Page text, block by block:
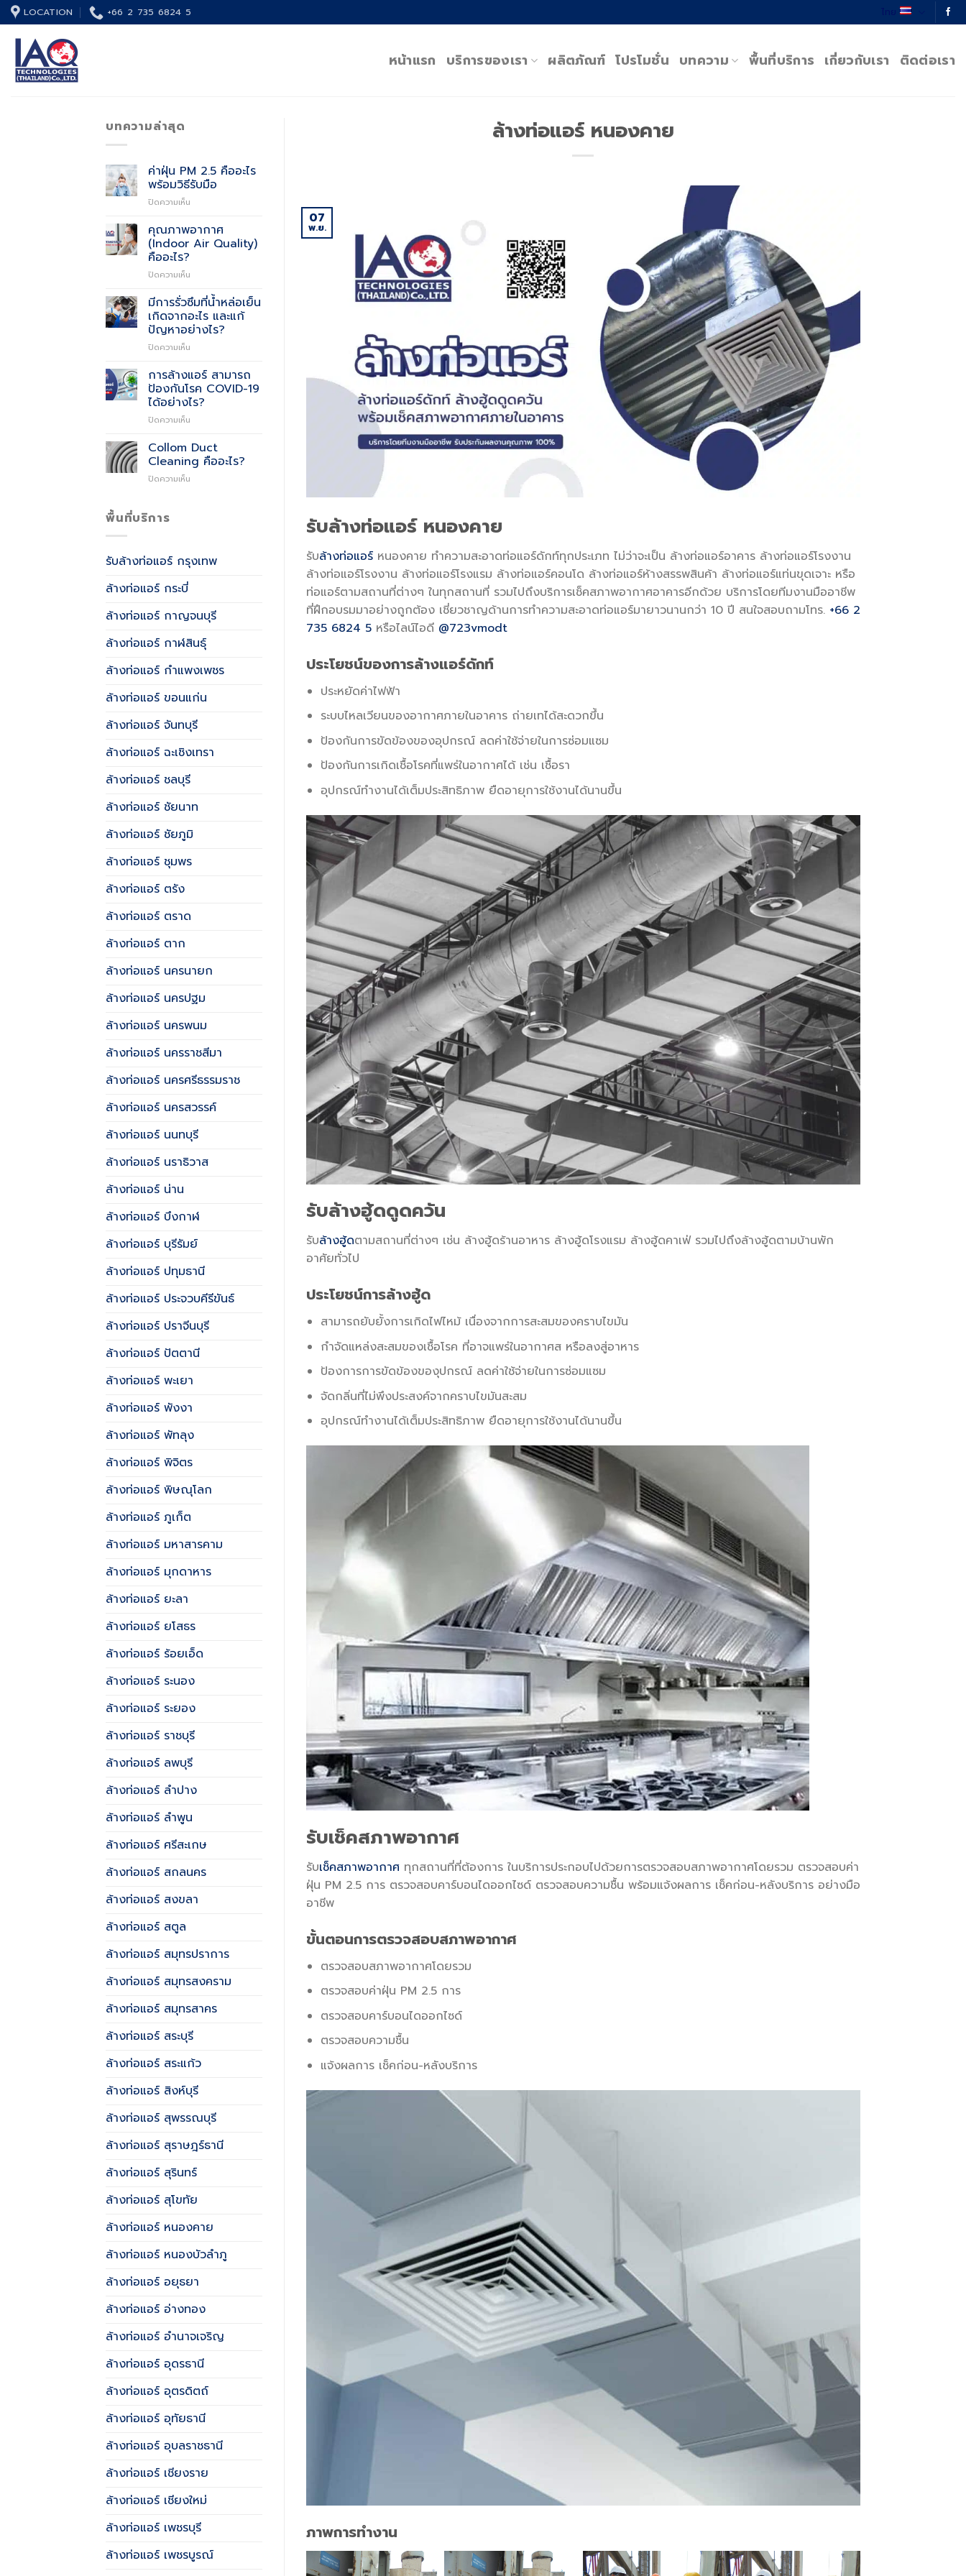
Skip
to
content
LOCATION +66 2 735 6824 5 ไทย
หน้าแรก บริการของเรา ผลิตภัณฑ์ โปรโมชั่น บทความ พื้นที่บริการ เกี่ยวกับเรา ติดต่อเรา
บทความล่าสุด
ค่าฝุ่น PM 2.5 คืออะไร
พร้อมวิธีรับมือ
ปิดความเห็น
ฝุ่น
PM
2.5
วิธี
รับมือ
คุณภาพอากาศ
(Indoor Air Quality)
คืออะไร?
ปิดความเห็น
อากาศ
(Indoor
Air
Quality)
มีการรั่วซึมที่น้ำหล่อเย็น
เกิดจากอะไร และแก้
ปัญหาอย่างไร?
ปิดความเห็น
การ
รั่ว
ซึม
ที่
เย็น
เกิด
จาก
การล้างแอร์ สามารถ
ป้องกันโรค COVID-19
ได้อย่างไร?
ปิดความเห็น
ล้าง
สามารถ
Collom Duct
Cleaning คืออะไร?
ปิดความเห็น
พื้นที่บริการ
รับล้างท่อแอร์ กรุงเทพ
ล้างท่อแอร์ กระบี่
ล้างท่อแอร์ กาญจนบุรี
ล้างท่อแอร์ กาฬสินธุ์
ล้างท่อแอร์ กำแพงเพชร
ล้างท่อแอร์ ขอนแก่น
ล้างท่อแอร์ จันทบุรี
ล้างท่อแอร์ ฉะเชิงเทรา
ล้างท่อแอร์ ชลบุรี
ล้างท่อแอร์ ชัยนาท
ล้างท่อแอร์ ชัยภูมิ
ล้างท่อแอร์ ชุมพร
ล้างท่อแอร์ ตรัง
ล้างท่อแอร์ ตราด
ล้างท่อแอร์ ตาก
ล้างท่อแอร์ นครนายก
ล้างท่อแอร์ นครปฐม
ล้างท่อแอร์ นครพนม
ล้างท่อแอร์ นครราชสีมา
ล้างท่อแอร์ นครศรีธรรมราช
ล้างท่อแอร์ นครสวรรค์
ล้างท่อแอร์ นนทบุรี
ล้างท่อแอร์ นราธิวาส
ล้างท่อแอร์ น่าน
ล้างท่อแอร์ บึงกาฬ
ล้างท่อแอร์ บุรีรัมย์
ล้างท่อแอร์ ปทุมธานี
ล้างท่อแอร์ ประจวบคีรีขันธ์
ล้างท่อแอร์ ปราจีนบุรี
ล้างท่อแอร์ ปัตตานี
ล้างท่อแอร์ พะเยา
ล้างท่อแอร์ พังงา
ล้างท่อแอร์ พัทลุง
ล้างท่อแอร์ พิจิตร
ล้างท่อแอร์ พิษณุโลก
ล้างท่อแอร์ ภูเก็ต
ล้างท่อแอร์ มหาสารคาม
ล้างท่อแอร์ มุกดาหาร
ล้างท่อแอร์ ยะลา
ล้างท่อแอร์ ยโสธร
ล้างท่อแอร์ ร้อยเอ็ด
ล้างท่อแอร์ ระนอง
ล้างท่อแอร์ ระยอง
ล้างท่อแอร์ ราชบุรี
ล้างท่อแอร์ ลพบุรี
ล้างท่อแอร์ ลำปาง
ล้างท่อแอร์ ลำพูน
ล้างท่อแอร์ ศรีสะเกษ
ล้างท่อแอร์ สกลนคร
ล้างท่อแอร์ สงขลา
ล้างท่อแอร์ สตูล
ล้างท่อแอร์ สมุทรปราการ
ล้างท่อแอร์ สมุทรสงคราม
ล้างท่อแอร์ สมุทรสาคร
ล้างท่อแอร์ สระบุรี
ล้างท่อแอร์ สระแก้ว
ล้างท่อแอร์ สิงห์บุรี
ล้างท่อแอร์ สุพรรณบุรี
ล้างท่อแอร์ สุราษฎร์ธานี
ล้างท่อแอร์ สุรินทร์
ล้างท่อแอร์ สุโขทัย
ล้างท่อแอร์ หนองคาย
ล้างท่อแอร์ หนองบัวลำภู
ล้างท่อแอร์ อยุธยา
ล้างท่อแอร์ อ่างทอง
ล้างท่อแอร์ อำนาจเจริญ
ล้างท่อแอร์ อุดรธานี
ล้างท่อแอร์ อุตรดิตถ์
ล้างท่อแอร์ อุทัยธานี
ล้างท่อแอร์ อุบลราชธานี
ล้างท่อแอร์ เชียงราย
ล้างท่อแอร์ เชียงใหม่
ล้างท่อแอร์ เพชรบุรี
ล้างท่อแอร์ เพชรบูรณ์
ล้างท่อแอร์ หนองคาย
07
พ.ย.
รับล้างท่อแอร์ หนองคาย
รับล้างท่อแอร์หนองคาย ทำความสะอาดท่อแอร์ดักท์ทุกประเภท ไม่ว่าจะเป็น ล้างท่อแอร์อาคาร ล้างท่อแอร์โรงงาน
ล้างท่อแอร์โรงงาน ล้างท่อแอร์โรงแรม ล้างท่อแอร์คอนโด ล้างท่อแอร์ห้างสรรพสินค้า ล้างท่อแอร์แท่นขุดเจาะ หรือ
ท่อแอร์ตามสถานที่ต่างๆ ในทุกสถานที่ รวมไปถึงบริการเช็คสภาพอากาศอาคารอีกด้วย บริการโดยทีมงานมืออาชีพ
ที่ฝึกอบรมมาอย่างถูกต้อง เชี่ยวชาญด้านการทำความสะอาดท่อแอร์มายาวนานกว่า 10 ปี สนใจสอบถามโทร. +66 2
735 6824 5หรือไลน์ไอดี @723vmodt
ประโยชน์ของการล้างแอร์ดักท์
ประหยัดค่าไฟฟ้า
ระบบไหลเวียนของอากาศภายในอาคาร ถ่ายเทได้สะดวกขึ้น
ป้องกันการขัดข้องของอุปกรณ์ ลดค่าใช้จ่ายในการซ่อมแซม
ป้องกันการเกิดเชื้อโรคที่แพร่ในอากาศได้ เช่น เชื้อรา
อุปกรณ์ทำงานได้เต็มประสิทธิภาพ ยืดอายุการใช้งานได้นานขึ้น
รับล้างฮู้ดดูดควัน
รับล้างฮู้ดตามสถานที่ต่างๆ เช่น ล้างฮู้ดร้านอาหาร ล้างฮู้ดโรงแรม ล้างฮู้ดคาเฟ่ รวมไปถึงล้างฮู้ดตามบ้านพัก
อาศัยทั่วไป
ประโยชน์การล้างฮู้ด
สามารถยับยั้งการเกิดไฟไหม้ เนื่องจากการสะสมของคราบไขมัน
กำจัดแหล่งสะสมของเชื้อโรค ที่อาจแพร่ในอากาศส หรือลงสู่อาหาร
ป้องการการขัดข้องของุปกรณ์ ลดค่าใช้จ่ายในการซ่อมแซม
จัดกลิ่นที่ไม่พึงประสงค์จากคราบไขมันสะสม
อุปกรณ์ทำงานได้เต็มประสิทธิภาพ ยืดอายุการใช้งานได้นานขึ้น
รับเช็คสภาพอากาศ
รับเช็คสภาพอากาศทุกสถานที่ที่ต้องการ ในบริการประกอบไปด้วยการตรวจสอบสภาพอากาศโดยรวม ตรวจสอบค่า
ฝุ่น PM 2.5 การ ตรวจสอบคาร์บอนไดออกไซด์ ตรวจสอบความชื้น พร้อมแจ้งผลการ เช็คก่อน-หลังบริการ อย่างมือ
อาชีพ
ขั้นตอนการตรวจสอบสภาพอากาศ
ตรวจสอบสภาพอากาศโดยรวม
ตรวจสอบค่าฝุ่น PM 2.5 การ
ตรวจสอบคาร์บอนไดออกไซด์
ตรวจสอบความชื้น
แจ้งผลการ เช็คก่อน-หลังบริการ
ภาพการทำงาน